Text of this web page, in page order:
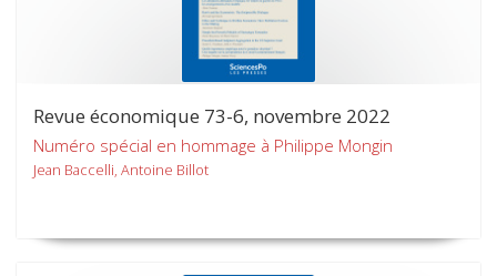
Revue économique 73-6, novembre 2022
Numéro spécial en hommage à Philippe Mongin
Jean Baccelli, Antoine Billot